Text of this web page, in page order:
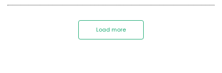
Load more